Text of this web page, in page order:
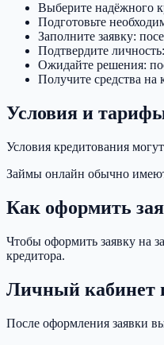
Выберите надёжного
Подготовьте
Заполните заявку:
Подтвердите
Ожидайте решения:
Получите средства на
Условия и
Условия кредитования
Займы онлайн обычно имеют
Как оформить
Чтобы оформить заявку на
кредитора.
Личный кабинет
После оформления заявки